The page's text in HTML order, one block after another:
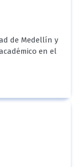
de Medellín y
en el